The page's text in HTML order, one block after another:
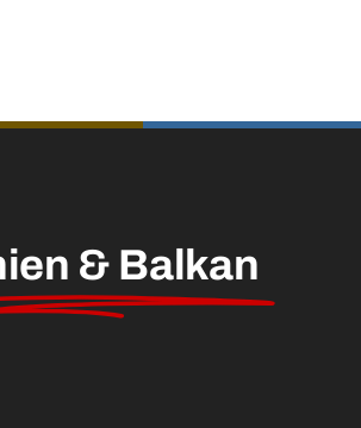
& Balkan